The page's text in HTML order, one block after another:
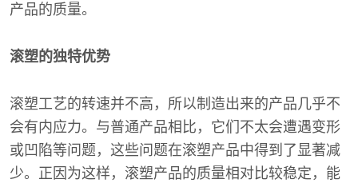
产品的质量。
滚塑的独特优势
滚塑工艺的转速并不高，所以制造出来的产品几乎不
会有内应力。与普通产品相比，它们不太会遭遇变形
或凹陷等问题，这些问题在滚塑产品中得到了显著减
少。正因为这样，滚塑产品的质量相对比较稳定，能